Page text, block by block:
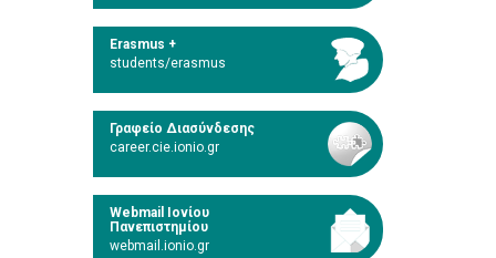
Erasmus +
students/erasmus
Γραφείο Διασύνδεσης
career.cie.ionio.gr
Webmail Ιονίου
Πανεπιστημίου
webmail.ionio.gr